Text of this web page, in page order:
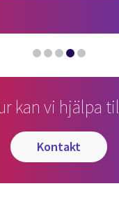
trainee – en resa
om sina tre
blogg om livet som
kan vi hjälpa
kontakt